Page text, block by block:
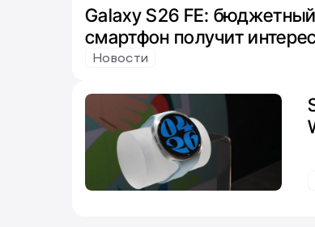
Galaxy S26 FE: бюджетный
смартфон получит
микс чипов от Exynos и
Новости